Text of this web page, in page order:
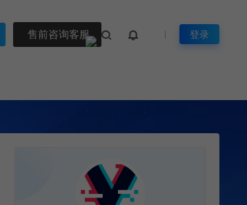
售前咨询客服 登录